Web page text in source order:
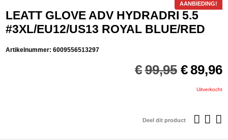
AANBIEDING!
LEATT GLOVE ADV HYDRADRI 5.5
#3XL/EU12/US13 ROYAL BLUE/RED
Artikelnummer:6009556513297
€99,95
prijs
was:
€89,96
Uitverkocht
Deel dit product